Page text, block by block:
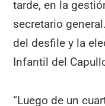
tarde, en la
secretario
del desfile y la
Infantil del
“Luego de un